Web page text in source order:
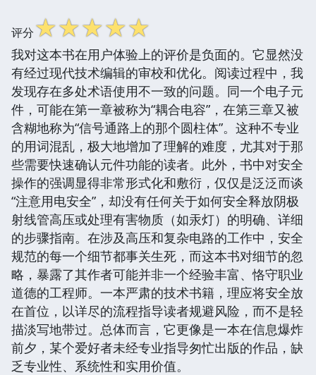
评分☆☆☆☆☆
我对这本书在用户体验上的评价是负面的。它显然没
有经过现代技术编辑的审校和优化。阅读过程中，我
发现存在多处术语使用不一致的问题。同一个电子元
件，可能在第一章被称为“耦合电容”，在第三章又被
含糊地称为“信号通路上的那个圆柱体”。这种不专业
的用词混乱，极大地增加了理解的难度，尤其对于那
些需要快速确认元件功能的读者。此外，书中对安全
操作的强调显得非常形式化和敷衍，仅仅是泛泛而谈
“注意用电安全”，却没有任何关于如何安全释放阴极
射线管高压或处理有害物质（如汞灯）的明确、详细
的步骤指南。在涉及高压和复杂电路的工作中，安全
规范的每一个细节都事关生死，而这本书对细节的忽
略，暴露了其作者可能并非一个经验丰富、恪守职业
道德的工程师。一本严肃的技术书籍，理应将安全放
在首位，以详尽的流程指导读者规避风险，而不是轻
描淡写地带过。总体而言，它更像是一本在信息爆炸
前夕，某个爱好者未经专业指导匆忙出版的作品，缺
乏专业性、系统性和实用价值。